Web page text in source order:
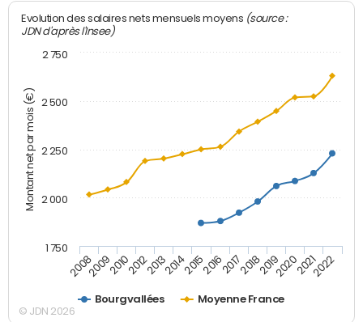
Montant net par mois (€)
Evolution des salaires nets mensuels moyens (source :
JDN d'après l'Insee)
Bourgvallées Moyenne France
20082009201020122013201420152016201720182019202020212022
1 750
2 000
2 250
2 500
2 750
© JDN 2026